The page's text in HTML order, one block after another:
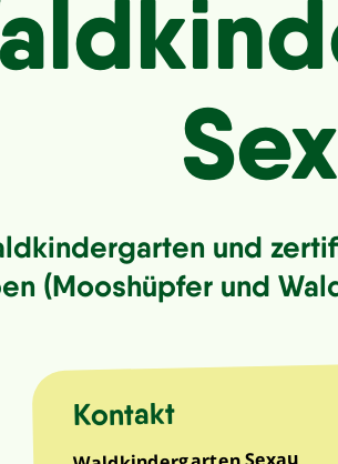
und
(Mooshüpfer und
Kontakt